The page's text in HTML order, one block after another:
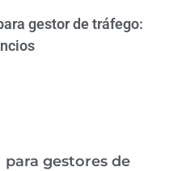
gestor de tráfego:
gestores de